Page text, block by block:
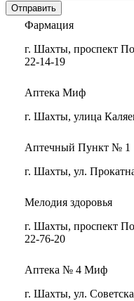
Фармация
г. Шахты, проспект
22-14-19
Аптека Миф
г. Шахты, улица
Аптечный Пункт № 1
г. Шахты, ул.
Мелодия здоровья
г. Шахты, проспект
22-76-20
Аптека № 4 Миф
г. Шахты, ул.